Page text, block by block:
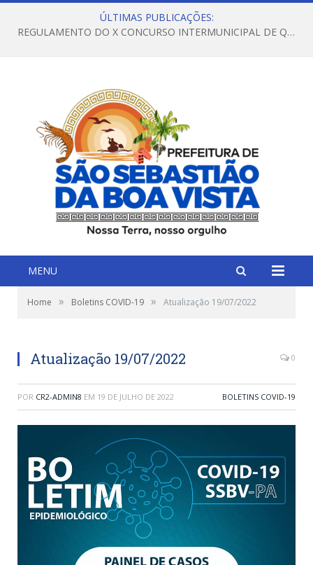
ÚLTIMAS PUBLICAÇÕES:
REGULAMENTO DO X CONCURSO INTERMUNICIPAL DE QUADRILHAS JUNINAS – 2026 – ARRAIÁ DA VENEZA
MENU
Home » Boletins COVID-19 » Atualização 19/07/2022
Atualização 19/07/2022 0
POR CR2-ADMIN8 EM 19 DE JULHO DE 2022 BOLETINS COVID-19